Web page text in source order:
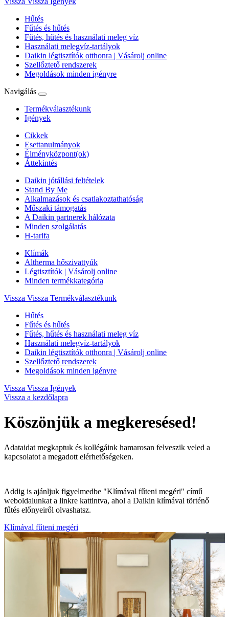
Hűtés
Fűtés és hűtés
Fűtés, hűtés és használati meleg víz
Használati melegvíz-tartályok
Daikin légtisztítók otthonra | Vásárolj online
Szellőztető rendszerek
Megoldások minden igényre
Navigálás
Termékválasztékunk
Igények
Cikkek
Esettanulmányok
Élményközpont(ok)
Áttekintés
Daikin jótállási feltételek
Stand By Me
Alkalmazások és csatlakoztathatóság
Műszaki támogatás
A Daikin partnerek hálózata
Minden szolgálatás
H-tarifa
Klímák
Altherma hőszivattyúk
Légtisztítók | Vásárolj online
Minden termékkategória
Vissza Vissza Termékválasztékunk
Hűtés
Fűtés és hűtés
Fűtés, hűtés és használati meleg víz
Használati melegvíz-tartályok
Daikin légtisztítók otthonra | Vásárolj online
Szellőztető rendszerek
Megoldások minden igényre
Vissza Vissza Igények
Vissza a kezdőlapra
Köszönjük a megkeresésed!
Adataidat megkaptuk és kollégáink hamarosan felveszik veled a
kapcsolatot a megadott elérhetőségeken.
Addig is ajánljuk figyelmedbe "Klímával fűteni megéri" című
weboldalunkat a linkre kattintva, ahol a Daikin klímával történő
fűtés előnyeiről olvashatsz.
Klímával fűteni megéri